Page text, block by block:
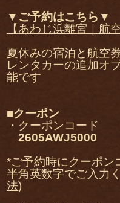
▼ご予約はこちら▼
【あわじ浜離宮｜航
夏休みの宿泊と航空
レンタカーの追加オ
能です
■クーポン
・クーポンコード
2605AWJ5000
*ご予約時にクーポン
半角英数字でご入力
法)